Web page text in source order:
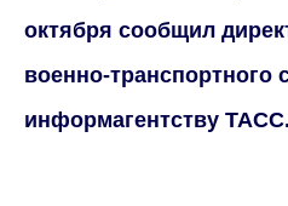
октября сообщил
военно-транспортного
информагентству ТАСС.